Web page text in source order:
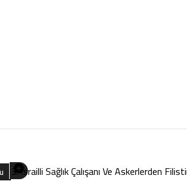
İsrailli Sağlık Çalışanı Ve Askerlerden